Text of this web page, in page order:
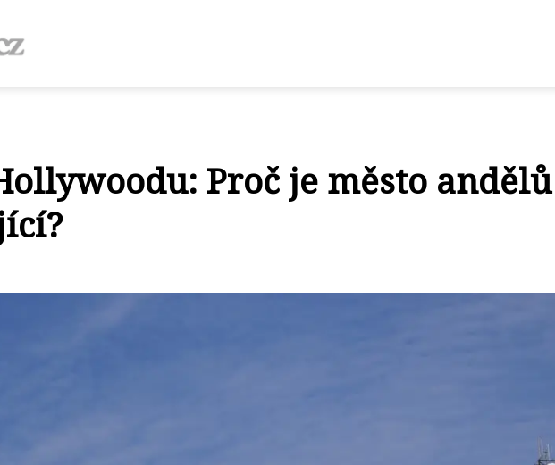
Proč je město andělů